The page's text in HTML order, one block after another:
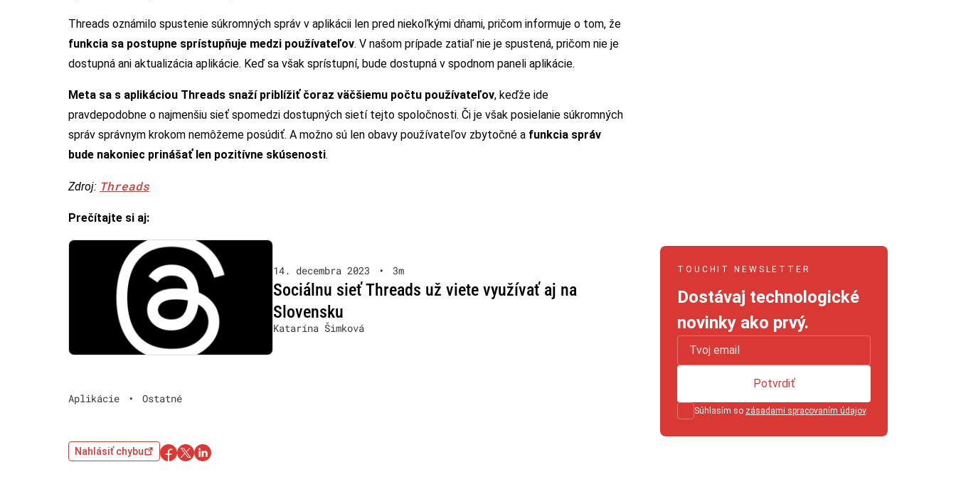
Threads oznámilo spustenie súkromných správ v aplikácii len pred niekoľkými dňami, pričom informuje o tom, že
funkcia sa postupne sprístupňuje medzi používateľov. V našom prípade zatiaľ nie je spustená, pričom nie je
dostupná ani aktualizácia aplikácie. Keď sa však sprístupní, bude dostupná v spodnom paneli aplikácie.
Meta sa s aplikáciou Threads snaží priblížiť čoraz väčšiemu počtu používateľov, keďže ide
pravdepodobne o najmenšiu sieť spomedzi dostupných sietí tejto spoločnosti. Či je však posielanie súkromných
správ správnym krokom nemôžeme posúdiť. A možno sú len obavy používateľov zbytočné a funkcia správ
bude nakoniec prinášať len pozitívne skúsenosti.
Zdroj: Threads
Prečítajte si aj:
14. decembra 2023 • 3m
Sociálnu sieť Threads už viete využívať aj na
Slovensku
Katarína Šimková
Aplikácie • Ostatné
Nahlásiť chybu
TOUCHIT NEWSLETTER
Dostávaj technologické
novinky ako prvý.
Súhlasím so zásadami spracovaním údajov.
Potvrdiť